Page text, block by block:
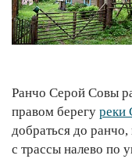
Ранчо Серой Совы
правом берегу реки
добраться до
с трассы налево по